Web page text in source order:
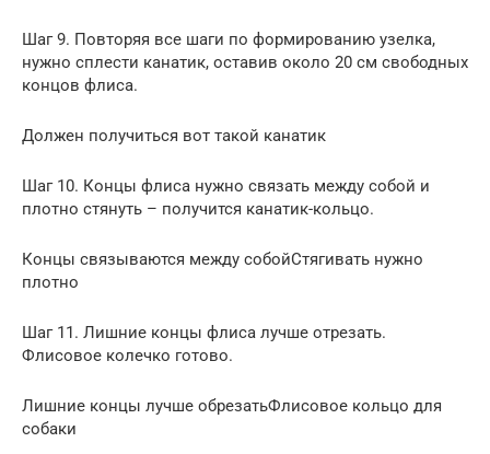
Шаг 9. Повторяя все шаги по формированию узелка,
нужно сплести канатик, оставив около 20 см свободных
концов флиса.
Должен получиться вот такой канатик
Шаг 10. Концы флиса нужно связать между собой и
плотно стянуть – получится канатик-кольцо.
Концы связываются между собойСтягивать нужно
плотно
Шаг 11. Лишние концы флиса лучше отрезать.
Флисовое колечко готово.
Лишние концы лучше обрезатьФлисовое кольцо для
собаки